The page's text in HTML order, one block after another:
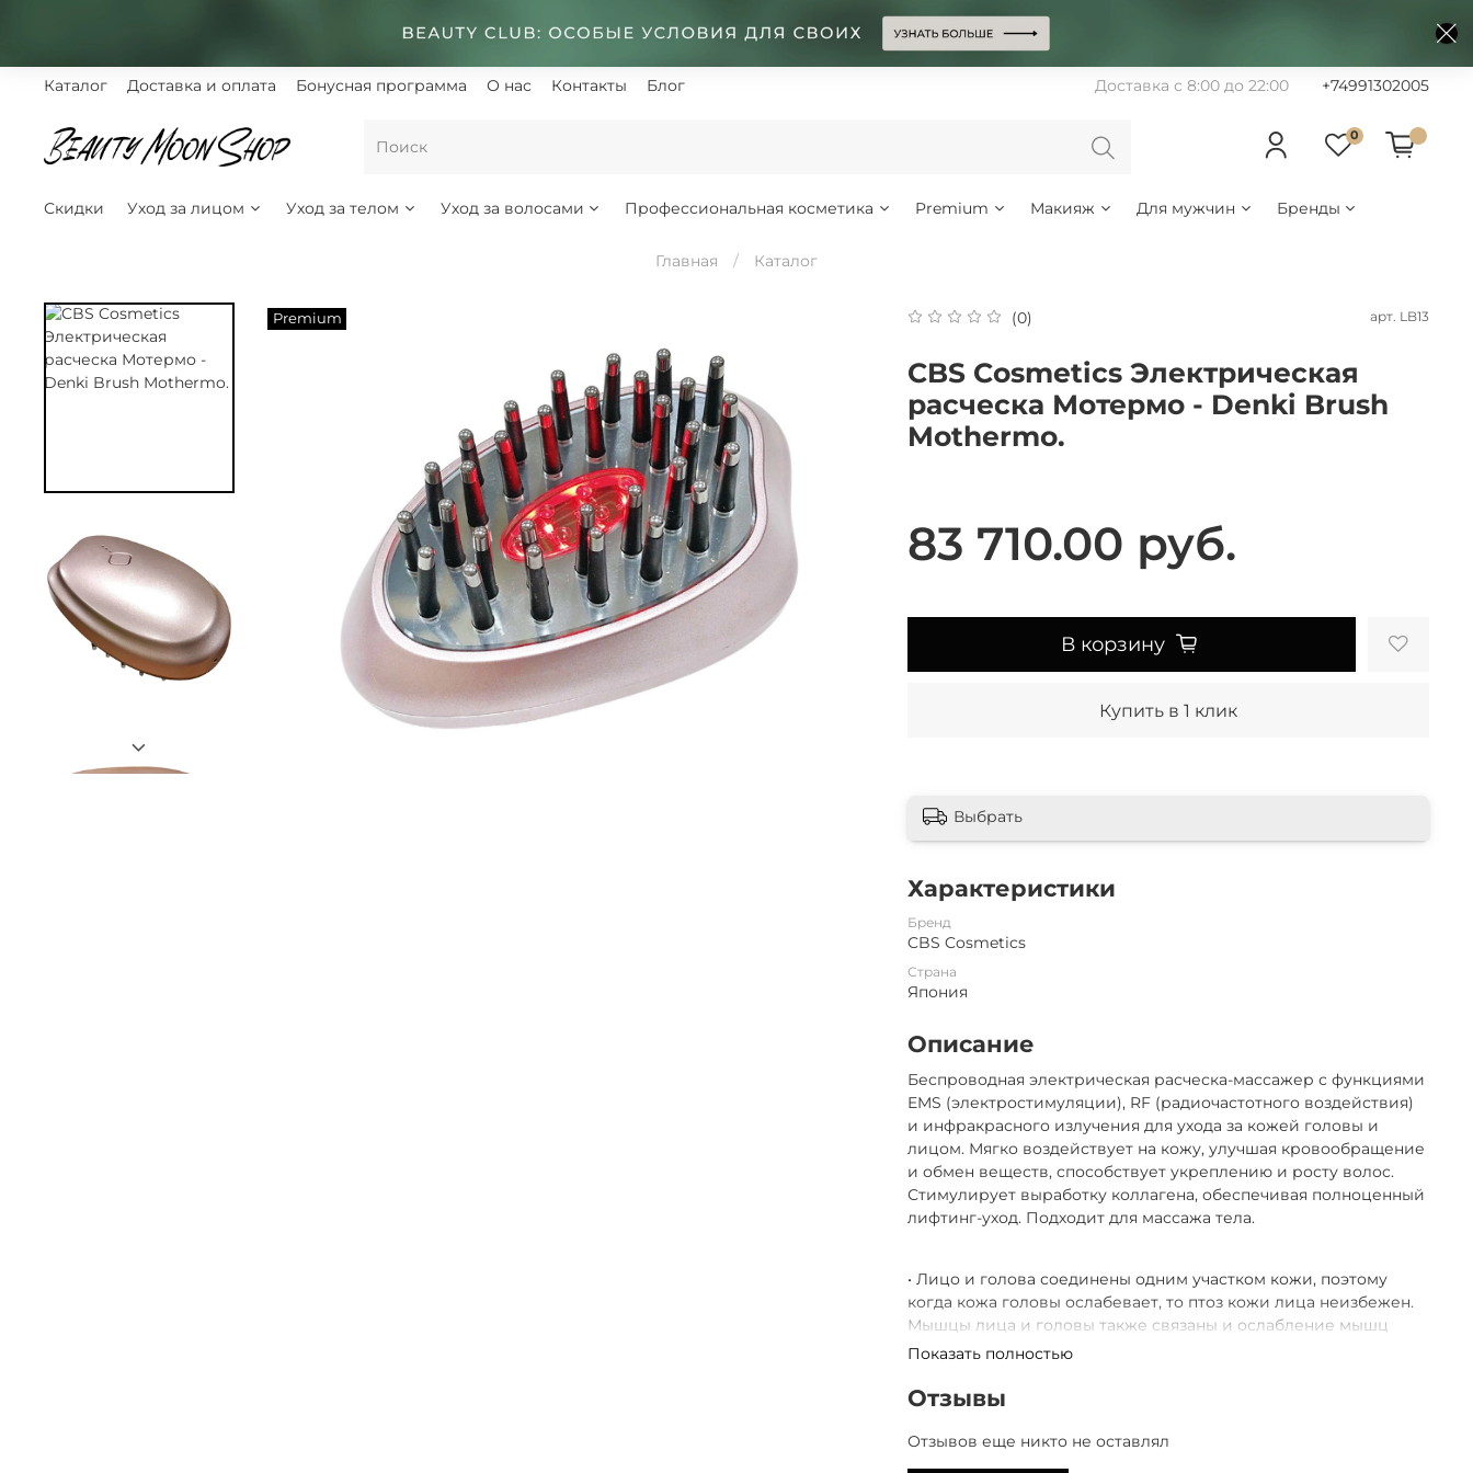
Каталог Доставка и оплата Бонусная программа О нас Контакты Блог Доставка с 8:00 до 22:00 +74991302005
0
Скидки Уход за лицом Уход за телом Уход за волосами Профессиональная косметика Premium Макияж Для мужчин Бренды
Главная Каталог
Premium (0) арт. LB13
CBS Cosmetics Электрическая
расческа Мотермо - Denki Brush
Mothermo.
83 710.00 руб.
В корзину
Купить в 1 клик
Выбрать
Характеристики
Бренд
CBS Cosmetics
Страна
Япония
Описание
Беспроводная электрическая расческа-массажер с функциями
EMS (электростимуляции), RF (радиочастотного воздействия)
и инфракрасного излучения для ухода за кожей головы и
лицом. Мягко воздействует на кожу, улучшая кровообращение
и обмен веществ, способствует укреплению и росту волос.
Стимулирует выработку коллагена, обеспечивая полноценный
лифтинг-уход. Подходит для массажа тела.
• Лицо и голова соединены одним участком кожи, поэтому
когда кожа головы ослабевает, то птоз кожи лица неизбежен.
Мышцы лица и головы также связаны и ослабление мышц
головы также приводит к ослаблению мягких тканей лица.
будет неэффективным. Чтобы решить эту проблему и добиться
улучшить кровообращение кожи головы и сухожильного
Показать полностью
Отзывы
Отзывов еще никто не оставлял